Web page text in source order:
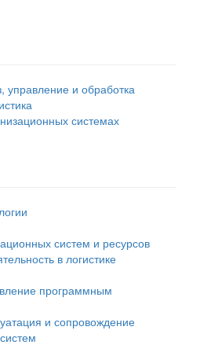
управление и обработка
системах
систем и ресурсов
в логистике
программным
и сопровождение